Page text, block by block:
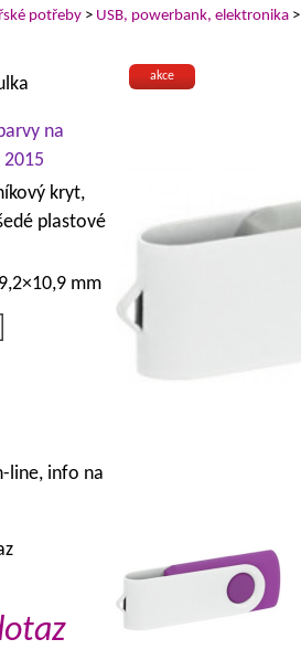
potřeby > USB, powerbank, elektronika
akce
na
kryt,
plastové
mm
line, info na